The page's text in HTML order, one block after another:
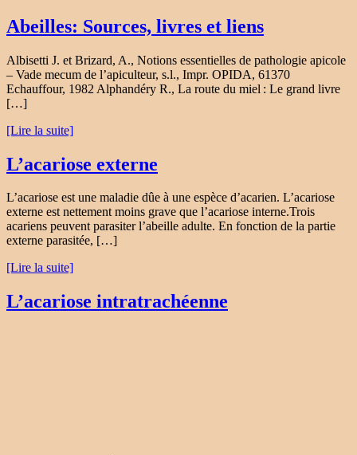
Abeilles: Sources, livres et liens
Albisetti J. et Brizard, A., Notions essentielles de pathologie apicole
– Vade mecum de l’apiculteur, s.l., Impr. OPIDA, 61370
Echauffour, 1982 Alphandéry R., La route du miel : Le grand livre
[…]
[Lire la suite]
L’acariose externe
L’acariose est une maladie dûe à une espèce d’acarien. L’acariose
externe est nettement moins grave que l’acariose interne.Trois
acariens peuvent parasiter l’abeille adulte. En fonction de la partie
externe parasitée, […]
[Lire la suite]
L’acariose intratrachéenne